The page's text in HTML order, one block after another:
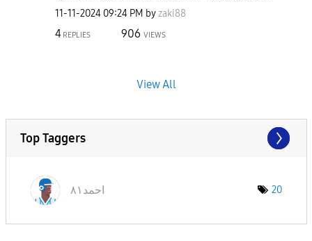
‎11-11-2024 09:24 PM byzaki88
4 REPLIES 906 VIEWS
View All
Top Taggers
احمد٨١ 20